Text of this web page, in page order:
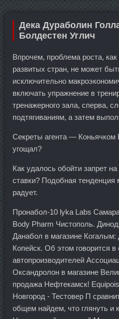
Дека Дураболин
Болдестен Углич
Впрочем, проблема роста,
развитых стран, не может
исключительно
включать упражнение в
тренажерного зала, сперва,
подтягиваниям, а затем
Секреты агента — Коньячком
угощал?
Как удалось обойти запрет
ставки? Подобная тенденция
радует.
Пронабол-10 lyka Labs
Body Pharm Чистополь.
Данабол в магазине
Копейск. Об этом говорится
автопроизводителей
Оксандролон в магазине
продажа Нефтекамск!
Новгород - Тестовер П
общем найдем, что глянуть и